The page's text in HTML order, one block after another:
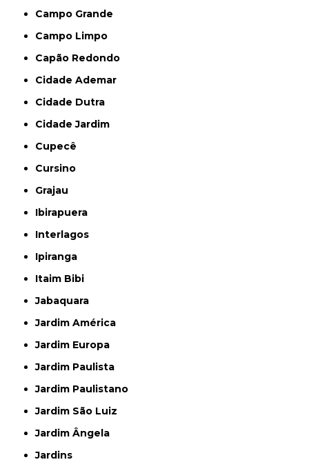
Campo Grande
Campo Limpo
Capão Redondo
Cidade Ademar
Cidade Dutra
Cidade Jardim
Cupecê
Cursino
Grajau
Ibirapuera
Interlagos
Ipiranga
Itaim Bibi
Jabaquara
Jardim América
Jardim Europa
Jardim Paulista
Jardim Paulistano
Jardim São Luiz
Jardim Ângela
Jardins